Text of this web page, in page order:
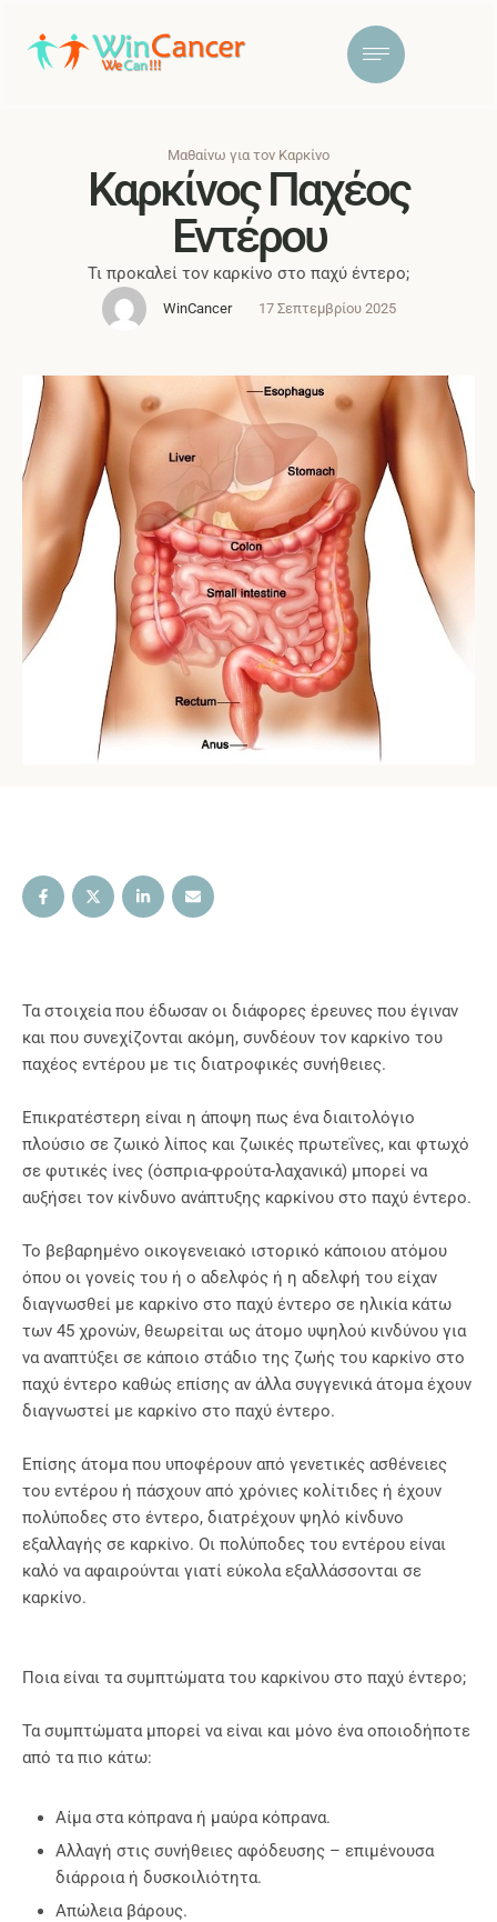
Μαθαίνω για τον Καρκίνο
Καρκίνος Παχέος
Εντέρου
Τι προκαλεί τον καρκίνο στο παχύ έντερο;
WinCancer 17 Σεπτεμβρίου 2025
Τα στοιχεία που έδωσαν οι διάφορες έρευνες που έγιναν
και που συνεχίζονται ακόμη, συνδέουν τον καρκίνο του
παχέος εντέρου με τις διατροφικές συνήθειες.
Επικρατέστερη είναι η άποψη πως ένα διαιτολόγιο
πλούσιο σε ζωικό λίπος και ζωικές πρωτεΐνες, και φτωχό
σε φυτικές ίνες (όσπρια-φρούτα-λαχανικά) μπορεί να
αυξήσει τον κίνδυνο ανάπτυξης καρκίνου στο παχύ έντερο.
Το βεβαρημένο οικογενειακό ιστορικό κάποιου ατόμου
όπου οι γονείς του ή ο αδελφός ή η αδελφή του είχαν
διαγνωσθεί με καρκίνο στο παχύ έντερο σε ηλικία κάτω
των 45 χρονών, θεωρείται ως άτομο υψηλού κινδύνου για
να αναπτύξει σε κάποιο στάδιο της ζωής του καρκίνο στο
παχύ έντερο καθώς επίσης αν άλλα συγγενικά άτομα έχουν
διαγνωστεί με καρκίνο στο παχύ έντερο.
Επίσης άτομα που υποφέρουν από γενετικές ασθένειες
του εντέρου ή πάσχουν από χρόνιες κολίτιδες ή έχουν
πολύποδες στο έντερο, διατρέχουν ψηλό κίνδυνο
εξαλλαγής σε καρκίνο. Οι πολύποδες του εντέρου είναι
καλό να αφαιρούνται γιατί εύκολα εξαλλάσσονται σε
καρκίνο.
Ποια είναι τα συμπτώματα του καρκίνου στο παχύ έντερο;
Τα συμπτώματα μπορεί να είναι και μόνο ένα οποιοδήποτε
από τα πιο κάτω:
Αίμα στα κόπρανα ή μαύρα κόπρανα.
Αλλαγή στις συνήθειες αφόδευσης – επιμένουσα
διάρροια ή δυσκοιλιότητα.
Απώλεια βάρους.